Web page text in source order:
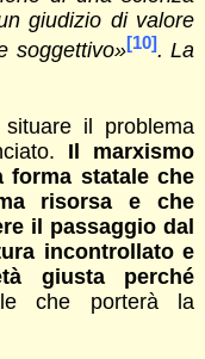
giudizio di valore
soggettivo»[10]. La
il problema
Il marxismo
forma statale che
risorsa e che
il passaggio dal
incontrollato e
giusta perché
che porterà la